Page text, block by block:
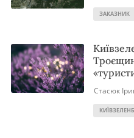
ЗАКАЗНИК
Стасюк